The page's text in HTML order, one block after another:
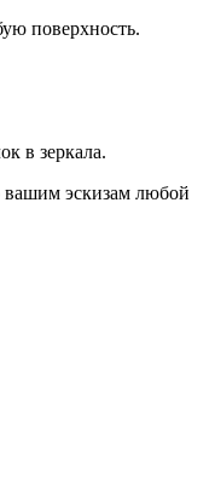
поверхность.
в зеркала.
вашим эскизам любой